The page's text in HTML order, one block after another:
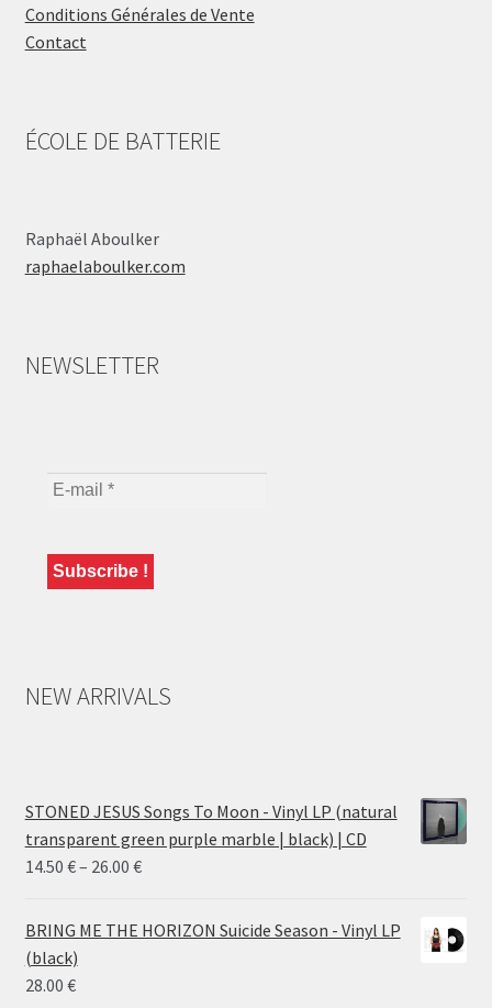
Conditions Générales de Vente
Contact
ÉCOLE DE BATTERIE
Raphaël Aboulker
raphaelaboulker.com
NEWSLETTER
NEW ARRIVALS
STONED JESUS Songs To Moon - Vinyl LP (natural
transparent green purple marble | black) | CD
14.50 €– 26.00 €Price
14.50 €
BRING ME THE HORIZON Suicide Season - Vinyl LP
(black)
28.00 €